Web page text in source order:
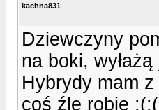
kachna831
Dziewczyny
na boki,
Hybrydy mam
coś źle robię ;(;(